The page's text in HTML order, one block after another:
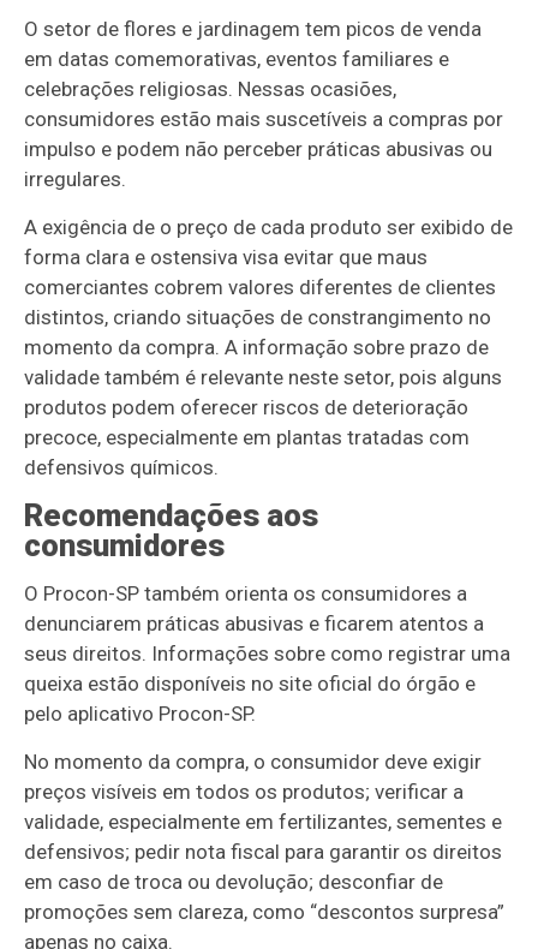
O setor de flores e jardinagem tem picos de venda
em datas comemorativas, eventos familiares e
celebrações religiosas. Nessas ocasiões,
consumidores estão mais suscetíveis a compras por
impulso e podem não perceber práticas abusivas ou
irregulares.
A exigência de o preço de cada produto ser exibido de
forma clara e ostensiva visa evitar que maus
comerciantes cobrem valores diferentes de clientes
distintos, criando situações de constrangimento no
momento da compra. A informação sobre prazo de
validade também é relevante neste setor, pois alguns
produtos podem oferecer riscos de deterioração
precoce, especialmente em plantas tratadas com
defensivos químicos.
Recomendações aos
consumidores
O Procon-SP também orienta os consumidores a
denunciarem práticas abusivas e ficarem atentos a
seus direitos. Informações sobre como registrar uma
queixa estão disponíveis no site oficial do órgão e
pelo aplicativo Procon-SP.
No momento da compra, o consumidor deve exigir
preços visíveis em todos os produtos; verificar a
validade, especialmente em fertilizantes, sementes e
defensivos; pedir nota fiscal para garantir os direitos
em caso de troca ou devolução; desconfiar de
promoções sem clareza, como “descontos surpresa”
apenas no caixa.